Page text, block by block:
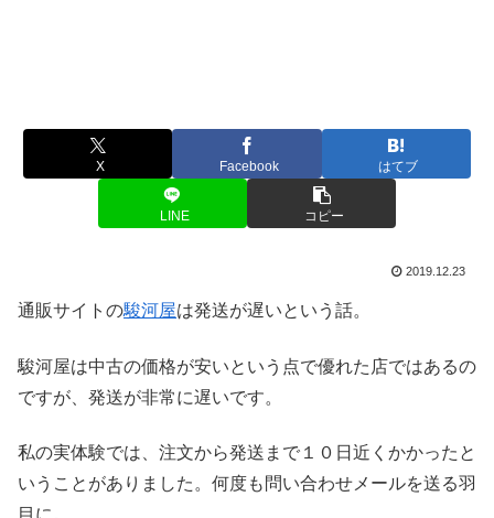
X Facebook はてブ
LINE コピー
2019.12.23
通販サイトの駿河屋は発送が遅いという話。
駿河屋は中古の価格が安いという点で優れた店ではあるの
ですが、発送が非常に遅いです。
私の実体験では、注文から発送まで１０日近くかかったと
いうことがありました。何度も問い合わせメールを送る羽
目に。